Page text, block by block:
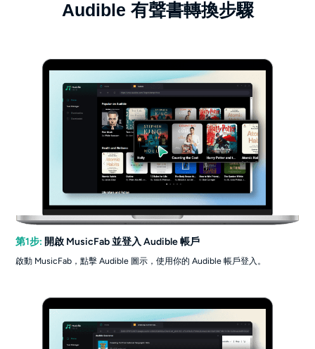
Audible 有聲書轉換步驟
第1步: 開啟 MusicFab 並登入 Audible 帳戶
啟動 MusicFab，點擊 Audible 圖示，使用你的 Audible 帳戶登入。